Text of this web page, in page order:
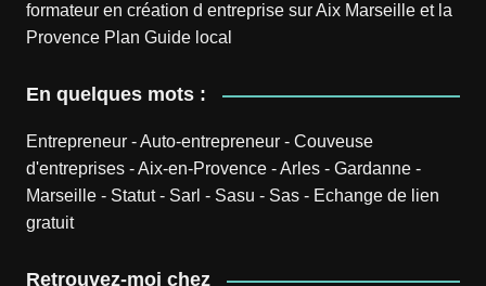
formateur en création d entreprise sur Aix Marseille et la
Provence Plan Guide local
En quelques mots :
Entrepreneur-Auto-entrepreneur- Couveuse
d'entreprises-Aix-en-Provence-Arles- Gardanne-
Marseille- Statut- Sarl - Sasu - Sas- Echange de lien
gratuit
Retrouvez-moi chez